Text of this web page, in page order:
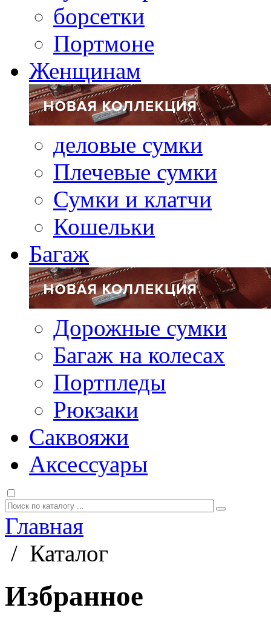
борсетки
Портмоне
Женщинам
деловые сумки
Плечевые сумки
Сумки и клатчи
Кошельки
Багаж
Дорожные сумки
Багаж на колесах
Портпледы
Рюкзаки
Саквояжи
Аксессуары
Главная
/ Каталог
Избранное